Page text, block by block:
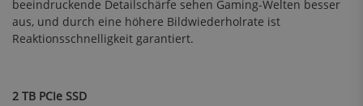
beeindruckende Detailschärfe sehen Gaming-Welten besser
aus, und durch eine höhere Bildwiederholrate ist
Reaktionsschnelligkeit garantiert.
2 TB PCIe SSD